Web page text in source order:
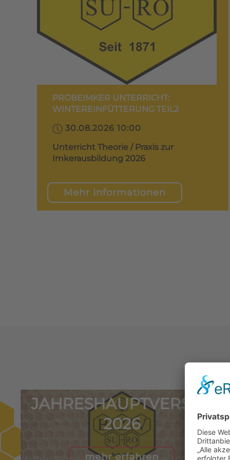
PROBEIMKER UNTERRICHT:
WINTEREINFÜTTERUNG TEIL2
30.08.2026 10:00
Unterricht Theorie / Praxis zur
Imkerausbildung 2026
Mehr Informationen
2026
mehr erfahren